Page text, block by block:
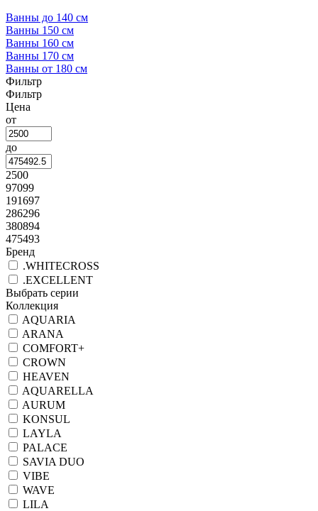
Ванны до 140 см
Ванны 150 см
Ванны 160 см
Ванны 170 см
Ванны от 180 см
Фильтр
Фильтр
Цена
от
до
2500
97099
191697
286296
380894
475493
Бренд
.WHITECROSS
.EXCELLENT
Выбрать серии
Коллекция
AQUARIA
ARANA
COMFORT+
CROWN
HEAVEN
AQUARELLA
AURUM
KONSUL
LAYLA
PALACE
SAVIA DUO
VIBE
WAVE
LILA